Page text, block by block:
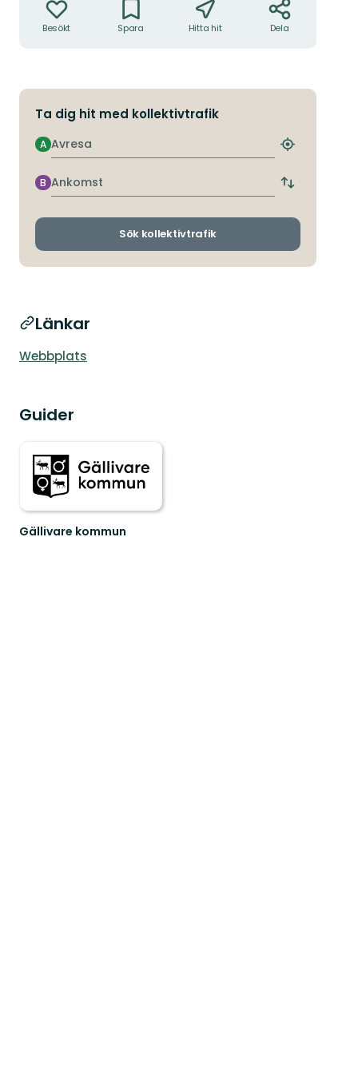
Besökt Spara Hitta hit Dela
Ta dig hit med kollektivtrafik
Avresa
A
Hitta
hållplats
Ankomst
B
Byt
och
Sök kollektivtrafik
Länkar
Webbplats
Guider
Gällivare kommun